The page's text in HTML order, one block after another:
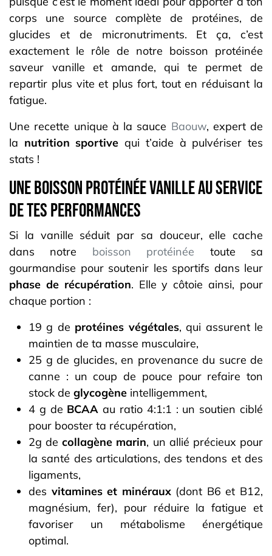
corps une source complète de protéines, de
glucides et de micronutriments. Et ça, c’est
exactement le rôle de notre boisson protéinée
saveur vanille et amande, qui te permet de
repartir plus vite et plus fort, tout en réduisant la
fatigue.
Une recette unique à la sauce Baouw, expert de
la nutrition sportive qui t’aide à pulvériser tes
stats !
UnE BOISSON PROTÉINÉE vanille au service
de tes performances
Si la vanille séduit par sa douceur, elle cache
dans notre boisson protéinée toute sa
gourmandise pour soutenir les sportifs dans leur
phase de récupération. Elle y côtoie ainsi, pour
chaque portion :
19 g de protéines végétales, qui assurent le
maintien de ta masse musculaire,
25 g de glucides, en provenance du sucre de
canne : un coup de pouce pour refaire ton
stock de glycogène intelligemment,
4 g de BCAA au ratio 4:1:1 : un soutien ciblé
pour booster ta récupération,
2g decollagène marin, un allié précieux pour
la santé des articulations, des tendons et des
ligaments,
des vitamines et minéraux(dont B6 et B12,
magnésium, fer), pour réduire la fatigue et
favoriser un métabolisme énergétique
optimal.